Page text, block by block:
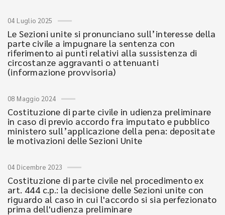
04 Luglio 2025
Le Sezioni unite si pronunciano sull’interesse della
parte civile a impugnare la sentenza con
riferimento ai punti relativi alla sussistenza di
circostanze aggravanti o attenuanti
(informazione provvisoria)
08 Maggio 2024
Costituzione di parte civile in udienza preliminare
in caso di previo accordo fra imputato e pubblico
ministero sull’applicazione della pena: depositate
le motivazioni delle Sezioni Unite
04 Dicembre 2023
Costituzione di parte civile nel procedimento ex
art. 444 c.p.: la decisione delle Sezioni unite con
riguardo al caso in cui l'accordo si sia perfezionato
prima dell'udienza preliminare